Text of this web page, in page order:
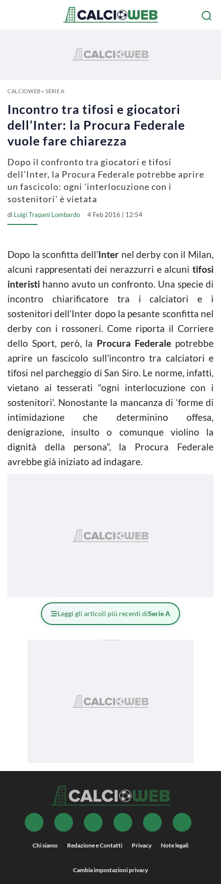
CALCIOWEB» SERIE A
Incontro tra tifosi e giocatori
dell’Inter: la Procura Federale
vuole fare chiarezza
Dopo il confronto tra giocatori e tifosi
dell'Inter, la Procura Federale potrebbe aprire
un fascicolo: ogni 'interlocuzione con i
sostenitori' è vietata
di Luigi Trapani Lombardo 4 Feb 2016 | 12:54
Dopo la sconfitta dell’Internel derby con il Milan,
alcuni rappresentati dei nerazzurri e alcuni tifosi
interisti hanno avuto un confronto. Una specie di
incontro chiarificatore tra i calciatori e i
sostenitori dell’Inter dopo la pesante sconfitta nel
derby con i rossoneri. Come riporta il Corriere
dello Sport, però, la Procura Federale potrebbe
aprire un fascicolo sull’incontro tra calciatori e
tifosi nel parcheggio di San Siro. Le norme, infatti,
vietano ai tesserati “ogni interlocuzione con i
sostenitori’. Nonostante la mancanza di ‘forme di
intimidazione che determinino offesa,
denigrazione, insulto o comunque violino la
dignità della persona”, la Procura Federale
avrebbe già iniziato ad indagare.
Leggi gli articoli più recenti diSerie A
Chi siamo Redazione e Contatti Privacy Note legali
Cambia impostazioni privacy